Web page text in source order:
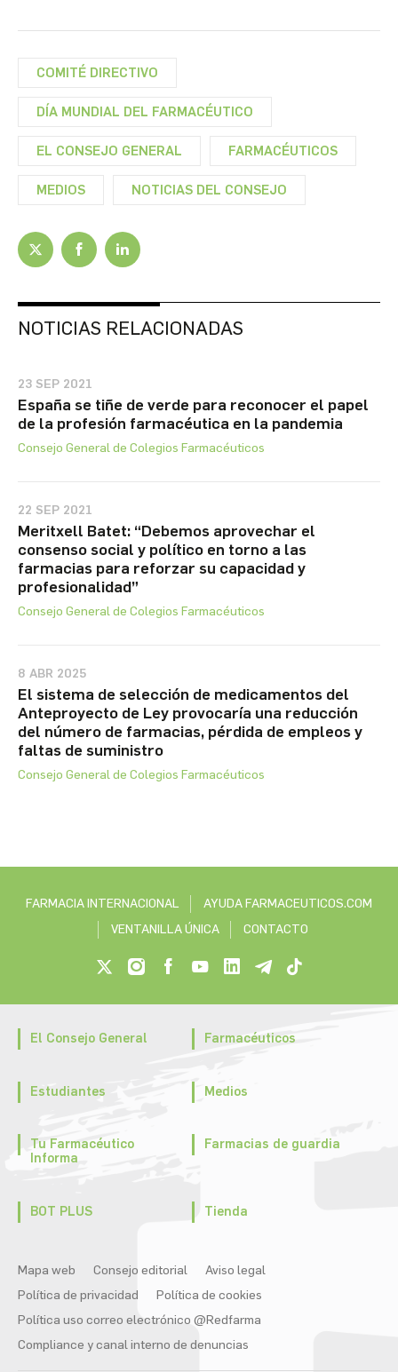
COMITÉ DIRECTIVO
DÍA MUNDIAL DEL FARMACÉUTICO
EL CONSEJO GENERAL FARMACÉUTICOS
MEDIOS NOTICIAS DEL CONSEJO
NOTICIAS RELACIONADAS
23 SEP 2021
España se tiñe de verde para reconocer el papel
de la profesión farmacéutica en la pandemia
Consejo General de Colegios Farmacéuticos
22 SEP 2021
Meritxell Batet: “Debemos aprovechar el
consenso social y político en torno a las
farmacias para reforzar su capacidad y
profesionalidad”
Consejo General de Colegios Farmacéuticos
8 ABR 2025
El sistema de selección de medicamentos del
Anteproyecto de Ley provocaría una reducción
del número de farmacias, pérdida de empleos y
faltas de suministro
Consejo General de Colegios Farmacéuticos
FARMACIA INTERNACIONAL
AYUDA FARMACEUTICOS.COM
VENTANILLA ÚNICA
CONTACTO
El Consejo General Farmacéuticos
Estudiantes Medios
Tu Farmacéutico
Informa
Farmacias de guardia
BOT PLUS Tienda
Mapa web Consejo editorial
Aviso legal
Política de privacidad
Política de cookies
Política uso correo electrónico @Redfarma
Compliance y canal interno de denuncias